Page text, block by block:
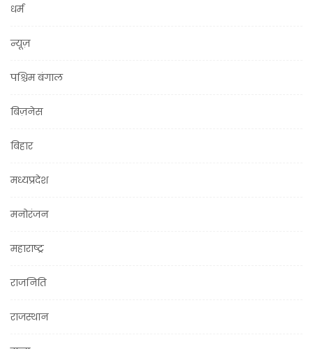
धर्म
न्यूज़
पश्चिम बंगाल
बिज़नेस
बिहार
मध्यप्रदेश
मनोरंजन
महाराष्ट्र
राजनिति
राजस्थान